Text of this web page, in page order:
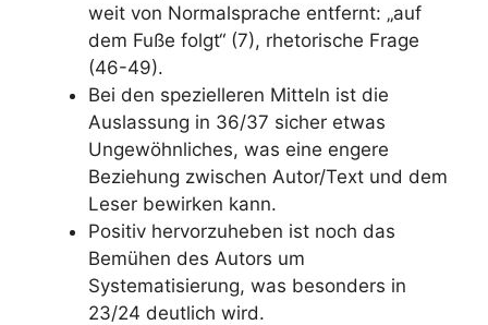
weit von Normalsprache entfernt: „auf
dem Fuße folgt“ (7), rhetorische Frage
(46-49).
Bei den spezielleren Mitteln ist die
Auslassung in 36/37 sicher etwas
Ungewöhnliches, was eine engere
Beziehung zwischen Autor/Text und dem
Leser bewirken kann.
Positiv hervorzuheben ist noch das
Bemühen des Autors um
Systematisierung, was besonders in
23/24 deutlich wird.